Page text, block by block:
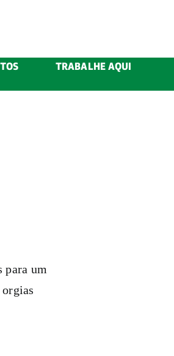
TRABALHE AQUI
para um